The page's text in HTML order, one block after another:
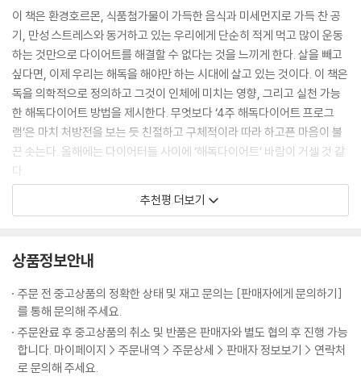
인 지방을 꽉 붙잡아둔다. 심지어 최소한 먹는 음식도 어떻게든 체지방으
로 변환시켜 조금이라도 몸에 붙여두려고 한다. 이래서는 아무리 적게 먹
어도 체지방을 몸 밖으로 빼낼 수 없다. 오히려 근육을 분해해서 부족한 에
너지를 얻기 때문에 근육량만 줄어들고, 빼고 싶은 체지방은 그대로 몸에
축적된다.
--- pp.80~81
해독다이어트를 잘 실천했다면 망가졌던 체중조절시스템도 어느 정도 회
복되고 상향 조정되어 있던 세트포인트도 원상 복귀되었을 것이다. 체중도
5% 이상 감량되었을 것이고, 만약 고강도 인터벌운동 외에 근력운동을 적
극적으로 실천했다면 10% 이상 감량되었을 것이다.
은 없다. 가족과 함께 뷔페에 가거나 회식에서 삼겹살에 소주 몇 잔 마셔도
큰 문제가 없다. 다만, 실수가 잦아지면 결국 예전 습관으로 돌아갈 확률이
높아진다는 사실에 주의해야 한다.
--- p.209
가득한 음식, 만성 스트레스… 그야말로 ‘비만을 유발하는’ 환경 속에서 살
고 있는 현대인의 다이어트는 단순히 저칼로리 식단이나 유산소운동만으
로는 온전히 해결할 수 없다는 것이다.
저자가 이를 넘어설 다이어트 방법으로 주목한 것은 바로 ‘해독’. 수많은 다
이어트 실패를 자신의 의지박약 때문이라고 자책했던 다이어터, 독하게 뺀
살도 요요현상으로 금세 원상 복귀되어 좌절한 경험이 있는 다이어터라면,
이제 기억해야 한다. 건강하게 요요 없는, 마지막 다이어트를 하고 싶다면,
이제 ‘해독다이어트’에 주목해야 한다!
과음이나 과도한 운동을 했을 때 발생하는 활성산소 등을 일컫는 말이지
란시킬 수 있는 것들을 모두 말한다. 살을 부르는 식품으로 익히 알려진 설
탕, 액상과당, 트랜스지방 등은 물론 항생제나 호르몬제 같이 병원에서 처
방받는 약물도 여기에 해당된다.
독소가 몸에 쌓여 일정 수준을 넘게 되면 우리 몸 전체에 지속적으로 나쁜
이 책은 환경호르몬, 식품첨가물이 가득한 음식과 미세먼지로 가득 찬 공
기, 만성 스트레스와 동거하고 있는 우리에게 단순히 적게 먹고 많이 운동
하는 것만으로 다이어트를 해결할 수 없다는 것을 느끼게 한다. 살을 빼고
싶다면, 이제 우리는 해독을 해야만 하는 시대에 살고 있는 것이다. 이 책은
독을 의학적으로 정의하고 그것이 인체에 미치는 영향, 그리고 실천 가능
한 해독다이어트 방법을 제시한다. 무엇보다 ‘4주 해독다이어트 프로그
램’은 마치 처방전을 보는 듯 친절하고 구체적이라 따라 하고픈 마음이 불
끈 솟는다. 올해에는 다이어터들 사이에 ‘해독다이어트’ 바람이 거셀 것 같
다.
- 오은석 (Daum 카페 ‘비만과의 전쟁’ 운영자·『독한 것들의 진짜 다이어
큰 숙제이자 고민거리예요. 무작정 굶거나 운동하면 나중에 살이 더 찐다
는 거, 다들 아실 거예요. 건강하고 부작용 없는 다이어트 법을 찾는다면 해
독다이어트를 추천합니다. ‘몸매가 명품이면 뭘 걸쳐도 명품’이 된다는 것
잊지 마세요!
- 안선영 (방송인)
추천평 더보기
상품정보안내
주문 전 중고상품의 정확한 상태 및 재고 문의는 [판매자에게 문의하기]
를 통해 문의해 주세요.
주문완료 후 중고상품의 취소 및 반품은 판매자와 별도 협의 후 진행 가능
합니다. 마이페이지 > 주문내역 > 주문상세 > 판매자 정보보기 > 연락처
로 문의해 주세요.